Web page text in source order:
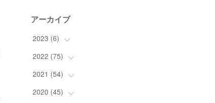
アーカイブ
2023 (6)
(6)
2022 (75)
(2)
(2)
2021 (54)
(12
2020 (45)